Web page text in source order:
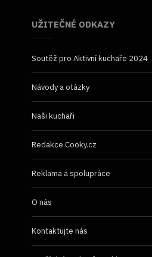
UŽITEČNÉ ODKAZY
Soutěž pro Aktivní kuchaře 2024
Návody a otázky
Naši kuchaři
Redakce Cooky.cz
Reklama a spolupráce
O nás
Kontaktujte nás